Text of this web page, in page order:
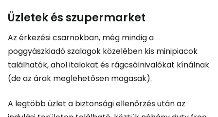
Üzletek és szupermarket
Az érkezési csarnokban, még mindig a
poggyászkiadó szalagok közelében kis minipiacok
találhatók, ahol italokat és rágcsálnivalókat kínálnak
(de az árak meglehetősen magasak).
A legtöbb üzlet a biztonsági ellenőrzés után az